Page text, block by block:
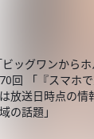
ビッグワンか
回 「『スマホ
放送日時点の
の話題」